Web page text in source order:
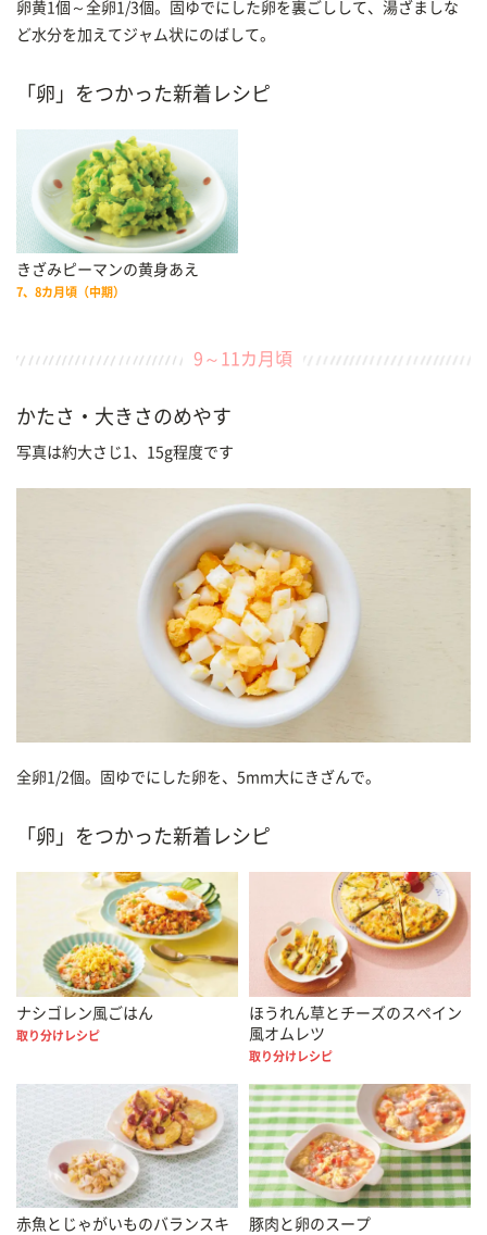
卵黄1個～全卵1/3個。固ゆでにした卵を裏ごしして、湯ざましな
ど水分を加えてジャム状にのばして。
「卵」をつかった新着レシピ
きざみピーマンの黄身あえ
7、8カ月頃（中期）
9～11カ月頃
かたさ・大きさのめやす
写真は約大さじ1、15g程度です
全卵1/2個。固ゆでにした卵を、5mm大にきざんで。
「卵」をつかった新着レシピ
ナシゴレン風ごはん
取り分けレシピ
ほうれん草とチーズのスペイン
風オムレツ
取り分けレシピ
赤魚とじゃがいものバランスキ
豚肉と卵のスープ